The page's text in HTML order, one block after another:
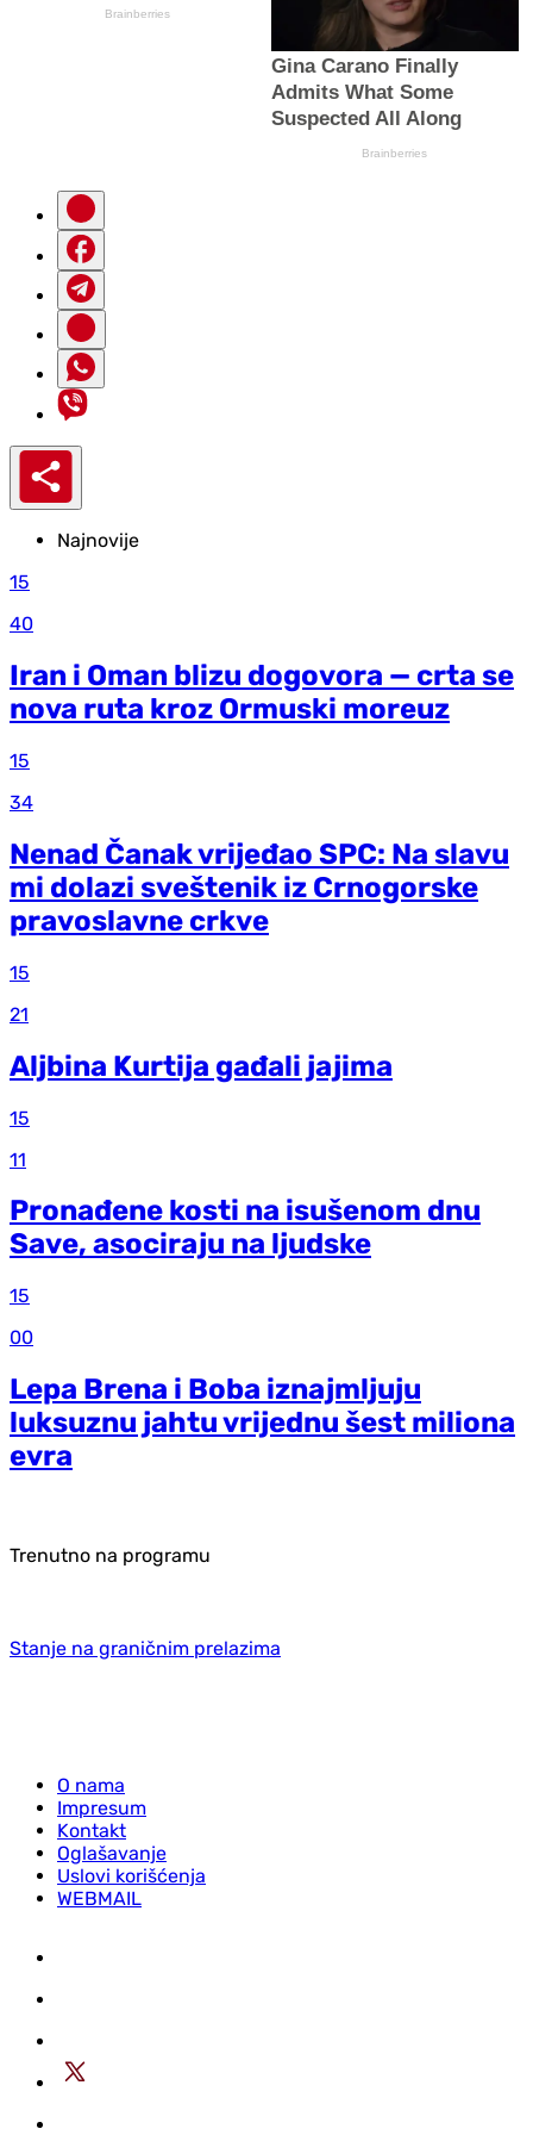
Najnovije
15
40
Iran i Oman blizu dogovora — crta se
nova ruta kroz Ormuski moreuz
15
34
Nenad Čanak vrijeđao SPC: Na slavu
mi dolazi sveštenik iz Crnogorske
pravoslavne crkve
15
21
Aljbina Kurtija gađali jajima
15
11
Pronađene kosti na isušenom dnu
Save, asociraju na ljudske
15
00
Lepa Brena i Boba iznajmljuju
luksuznu jahtu vrijednu šest miliona
evra
Trenutno na programu
Stanje na graničnim prelazima
O nama
Impresum
Kontakt
Oglašavanje
Uslovi korišćenja
WEBMAIL